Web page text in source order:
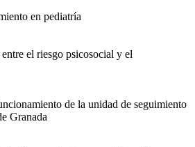
en pediatría
el riesgo psicosocial y el
de la unidad de seguimiento
Granada